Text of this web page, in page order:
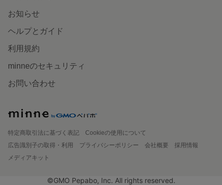
お知らせ
ヘルプとガイド
利用規約
minneのセキュリティ
お問い合わせ
特定商取引法に基づく表記
Cookieの使用について
広告識別子の取得・利用
プライバシーポリシー 会社概要
採用情報
メディアキット
©GMO Pepabo, Inc. All rights reserved.